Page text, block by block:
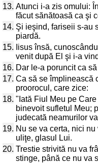
13. Atunci i-a zis omului:
făcut sănătoasă ca şi
14. Şi ieşind, fariseii s-au
piardă.
15. Iisus însă,
venit după El şi i-a
16. Dar le-a poruncit ca
17. Ca să se împlinească
proorocul, care zice:
18. "Iată Fiul Meu pe
binevoit sufletul Meu;
judecată neamurilor
19. Nu se va certa, nici
uliţe, glasul Lui.
20. Trestie strivită nu va
stinge, până ce nu va